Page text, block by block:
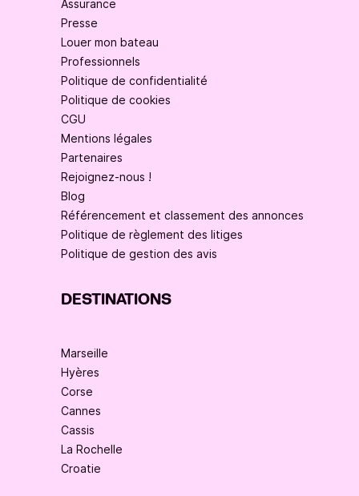
Assurance
Presse
Louer mon bateau
Professionnels
Politique de confidentialité
Politique de cookies
CGU
Mentions légales
Partenaires
Rejoignez-nous !
Blog
Référencement et classement des annonces
Politique de règlement des litiges
Politique de gestion des avis
DESTINATIONS
Marseille
Hyères
Corse
Cannes
Cassis
La Rochelle
Croatie